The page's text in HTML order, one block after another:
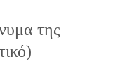
της